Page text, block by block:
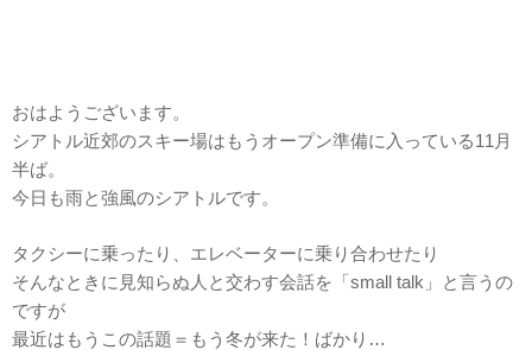
おはようございます。
シアトル近郊のスキー場はもうオープン準備に入っている11月
半ば。
今日も雨と強風のシアトルです。
タクシーに乗ったり、エレベーターに乗り合わせたり
そんなときに見知らぬ人と交わす会話を「small talk」と言うの
ですが
最近はもうこの話題＝もう冬が来た！ばかり…